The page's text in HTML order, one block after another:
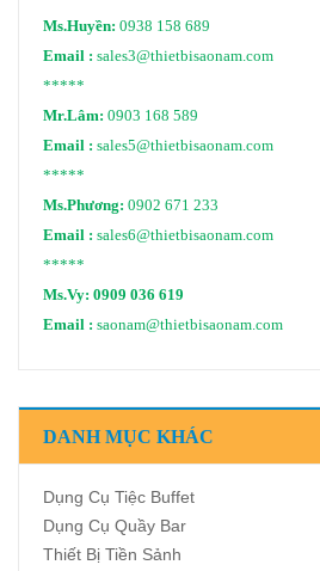
Ms.Huyền: 0938 158 689
Email : sales3@thietbisaonam.com
*****
Mr.Lâm: 0903 168 589
Email : sales5@thietbisaonam.com
*****
Ms.Phương: 0902 671 233
Email : sales6@thietbisaonam.com
*****
Ms.Vy: 0909 036 619
Email : saonam@thietbisaonam.com
DANH MỤC KHÁC
Dụng Cụ Tiệc Buffet
Dụng Cụ Quầy Bar
Thiết Bị Tiền Sảnh